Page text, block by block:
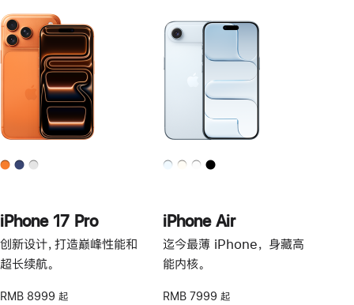
iPhone 17 Pro
创新设计，打造巅峰性能和
超长续航。
RMB 8999 起
iPhone Air
迄今最薄 iPhone， 身藏高
能内核。
RMB 7999 起